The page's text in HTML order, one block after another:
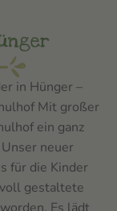
in Hünger –
Mit großer
ein ganz
neuer
für die Kinder
gestaltete